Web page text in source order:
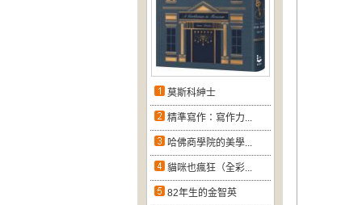
莫斯科紳士
精準寫作：寫作力...
哈佛商學院的美學...
貓咪也瘋狂（全彩...
82年生的金智英